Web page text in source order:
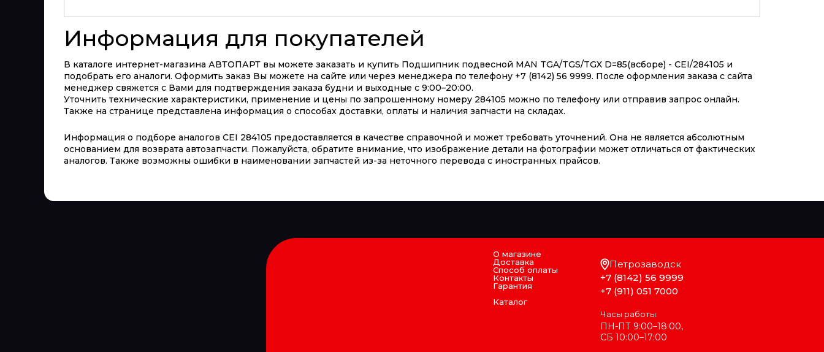
Информация для покупателей
В каталоге интернет-магазина АВТОПАРТ вы можете заказать и купить Подшипник подвесной MAN TGA/TGS/TGX D=85(всборе) - CEI/284105 и
подобрать его аналоги. Оформить заказ Вы можете на сайте или через менеджера по телефону +7 (8142) 56 9999. После оформления заказа с сайта
менеджер свяжется с Вами для подтверждения заказа будни и выходные с 9:00–20:00.
Уточнить технические характеристики, применение и цены по запрошенному номеру 284105 можно по телефону или отправив запрос онлайн.
Также на странице представлена информация о способах доставки, оплаты и наличия запчасти на складах.
Информация о подборе аналогов CEI 284105 предоставляется в качестве справочной и может требовать уточнений. Она не является абсолютным
основанием для возврата автозапчасти. Пожалуйста, обратите внимание, что изображение детали на фотографии может отличаться от фактических
аналогов. Также возможны ошибки в наименовании запчастей из-за неточного перевода с иностранных прайсов.
О магазине
Доставка
Способ оплаты
Контакты
Гарантия
Каталог
Петрозаводск
+7 (8142) 56 9999
+7 (911) 051 7000
Часы работы:
ПН-ПТ 9:00–18:00,
СБ 10:00–17:00